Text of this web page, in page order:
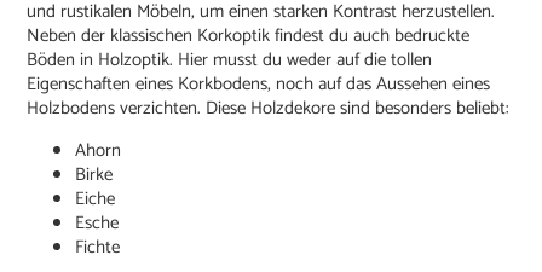
und rustikalen Möbeln, um einen starken Kontrast herzustellen.
Neben der klassischen Korkoptik findest du auch bedruckte
Böden in Holzoptik. Hier musst du weder auf die tollen
Eigenschaften eines Korkbodens, noch auf das Aussehen eines
Holzbodens verzichten. Diese Holzdekore sind besonders beliebt:
Ahorn
Birke
Eiche
Esche
Fichte